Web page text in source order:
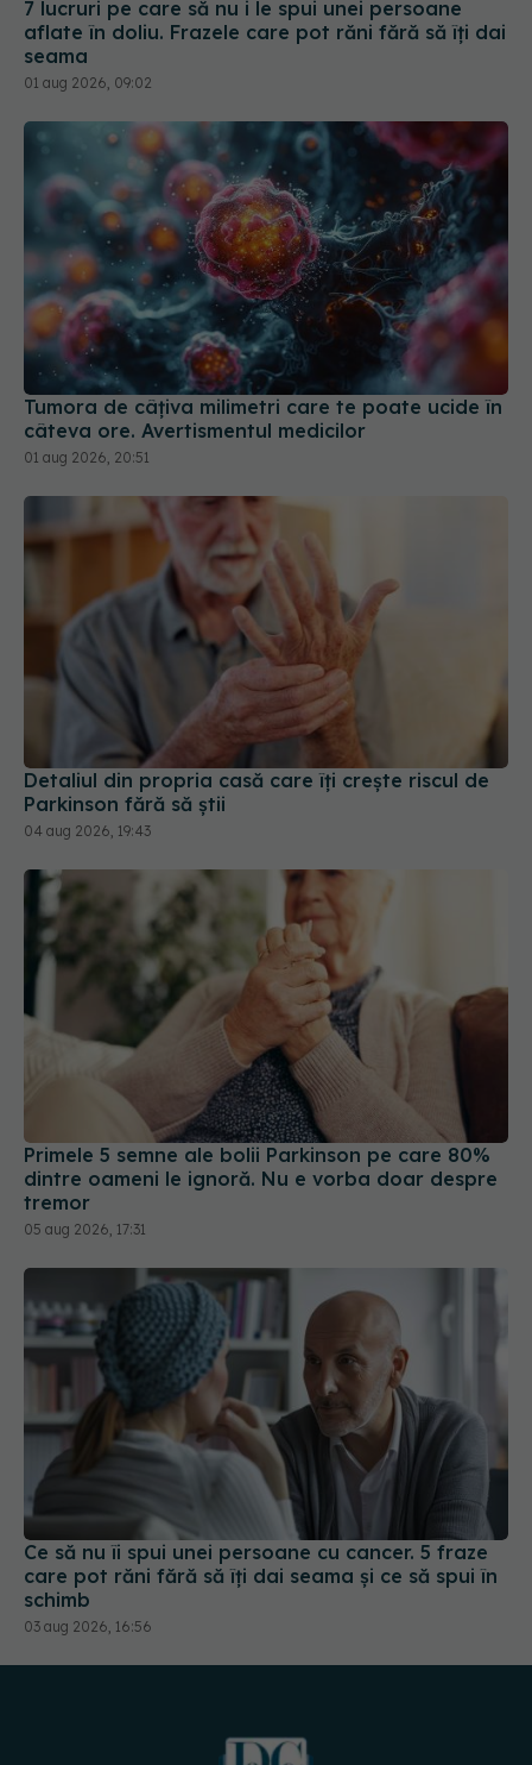
7 lucruri pe care să nu i le spui unei persoane
aflate în doliu. Frazele care pot răni fără să îți dai
seama
01 aug 2026, 09:02
Tumora de câțiva milimetri care te poate ucide în
câteva ore. Avertismentul medicilor
01 aug 2026, 20:51
Detaliul din propria casă care îți crește riscul de
Parkinson fără să știi
04 aug 2026, 19:43
Primele 5 semne ale bolii Parkinson pe care 80%
dintre oameni le ignoră. Nu e vorba doar despre
tremor
05 aug 2026, 17:31
Ce să nu îi spui unei persoane cu cancer. 5 fraze
care pot răni fără să îți dai seama și ce să spui în
schimb
03 aug 2026, 16:56